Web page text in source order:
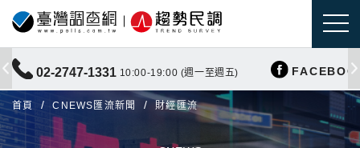
02-2747-1331 10:00-19:00 (週一至週五)
首頁 CNEWS匯流新聞 財經匯流